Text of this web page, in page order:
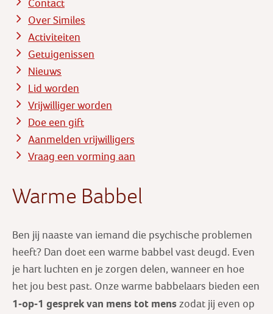
Contact
Over Similes
Activiteiten
Getuigenissen
Nieuws
Lid worden
Vrijwilliger worden
Doe een gift
Aanmelden vrijwilligers
Vraag een vorming aan
Warme Babbel
Ben jij naaste van iemand die psychische problemen
heeft? Dan doet een warme babbel vast deugd. Even
je hart luchten en je zorgen delen, wanneer en hoe
het jou best past. Onze warme babbelaars bieden een
1-op-1 gesprek van mens tot mens zodat jij even op